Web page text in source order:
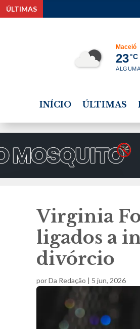
ÚLTIMAS
Maceió
23°C
INÍCIO ÚLTIMAS
Virginia
ligados a
divórcio
porDa Redação 5 jun, 2026